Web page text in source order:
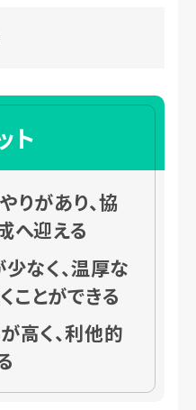
ト
りがあり、協
へ迎える
なく、温厚な
ことができる
高く、利他的